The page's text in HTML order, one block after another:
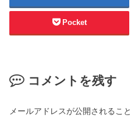
Pocket
コメントを残す
メールアドレスが公開されるこ